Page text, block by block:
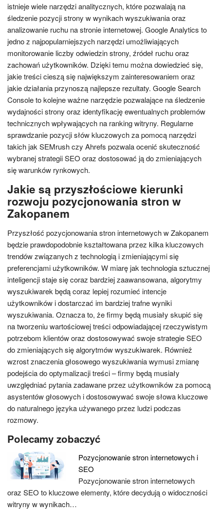
istnieje wiele narzędzi analitycznych, które pozwalają na
śledzenie pozycji strony w wynikach wyszukiwania oraz
analizowanie ruchu na stronie internetowej. Google Analytics to
jedno z najpopularniejszych narzędzi umożliwiających
monitorowanie liczby odwiedzin strony, źródeł ruchu oraz
zachowań użytkowników. Dzięki temu można dowiedzieć się,
jakie treści cieszą się największym zainteresowaniem oraz
jakie działania przynoszą najlepsze rezultaty. Google Search
Console to kolejne ważne narzędzie pozwalające na śledzenie
wydajności strony oraz identyfikację ewentualnych problemów
technicznych wpływających na ranking witryny. Regularne
sprawdzanie pozycji słów kluczowych za pomocą narzędzi
takich jak SEMrush czy Ahrefs pozwala ocenić skuteczność
wybranej strategii SEO oraz dostosować ją do zmieniających
się warunków rynkowych.
Jakie są przyszłościowe kierunki
rozwoju pozycjonowania stron w
Zakopanem
Przyszłość pozycjonowania stron internetowych w Zakopanem
będzie prawdopodobnie kształtowana przez kilka kluczowych
trendów związanych z technologią i zmieniającymi się
preferencjami użytkowników. W miarę jak technologia sztucznej
inteligencji staje się coraz bardziej zaawansowana, algorytmy
wyszukiwarek będą coraz lepiej rozumieć intencje
użytkowników i dostarczać im bardziej trafne wyniki
wyszukiwania. Oznacza to, że firmy będą musiały skupić się
na tworzeniu wartościowej treści odpowiadającej rzeczywistym
potrzebom klientów oraz dostosowywać swoje strategie SEO
do zmieniających się algorytmów wyszukiwarek. Również
wzrost znaczenia głosowego wyszukiwania wymusi zmianę
podejścia do optymalizacji treści – firmy będą musiały
uwzględniać pytania zadawane przez użytkowników za pomocą
asystentów głosowych i dostosowywać swoje słowa kluczowe
do naturalnego języka używanego przez ludzi podczas
rozmowy.
Polecamy zobaczyć
Pozycjonowanie stron internetowych i
SEO
Pozycjonowanie stron internetowych
oraz SEO to kluczowe elementy, które decydują o widoczności
witryny w wynikach…